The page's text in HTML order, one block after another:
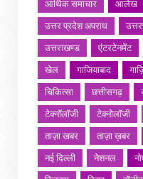
आर्थिक समाचार
आलेख
उत्तर प्रदेश अपराध
उत्तराखण्ड
एंटरटेनमेंट
खेल
गाजियाबाद
चिकित्सा
छत्तीसगढ़
टेक्नॉलॉजी
टेक्नोलॉजी
ताज़ा खबर
ताज़ा ख़बर
नई दिल्ली
नेशनल